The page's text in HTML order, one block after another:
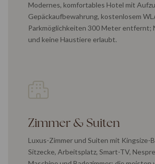
Modernes, komfortables Hotel mit
Gepäckaufbewahrung, kostenlosem
Parkmöglichkeiten 300 Meter entfernt;
und keine Haustiere erlaubt.
Zimmer & Suiten
Luxus-Zimmer und Suiten mit Kingsize-
Sitzecke, Arbeitsplatz, Smart-TV,